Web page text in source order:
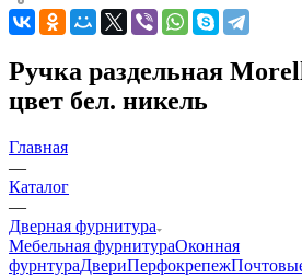
Ручка раздельная
цвет бел. никель
Главная
—
Каталог
—
Дверная фурнитура
Мебельная фурнитураОконная
фурнтураДвериПерфокрепеж